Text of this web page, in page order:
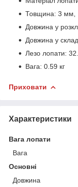
Товщина: 3 мм,
Довжина у
Довжина у
Лезо лопати:
Вага: 0.59 кг
Приховати
Характеристики
Вага лопати
Вага
Основні
Довжина